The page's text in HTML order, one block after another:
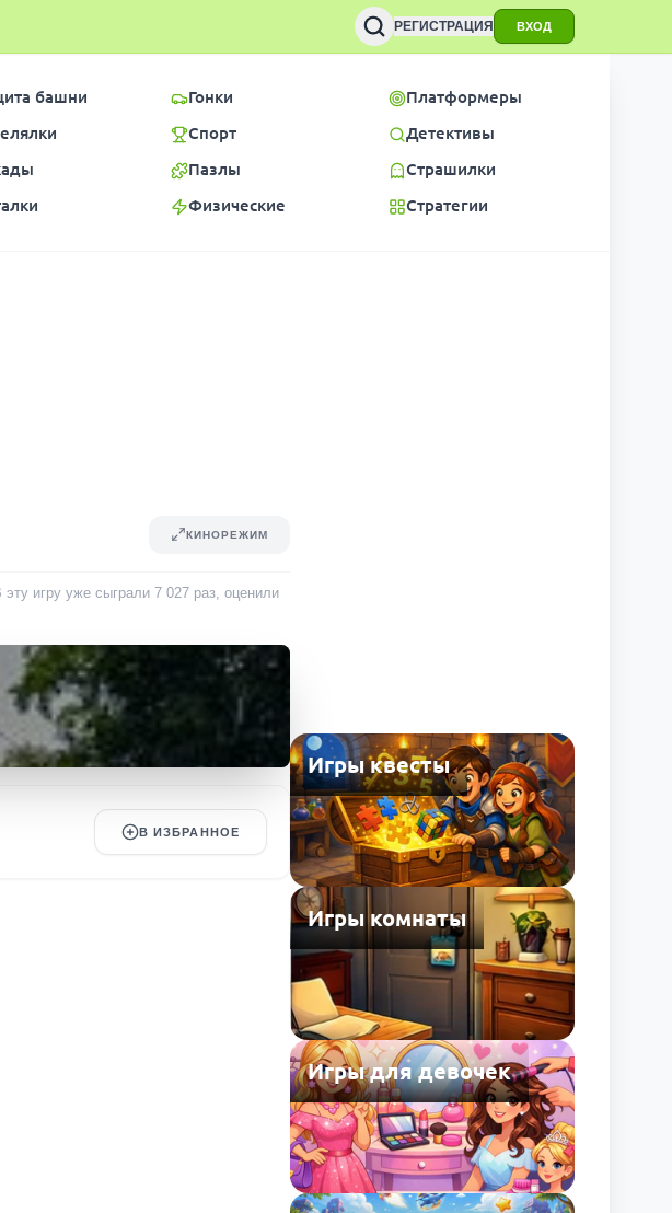
РЕГИСТРАЦИЯ ВХОД
башни
Гонки
Спорт
Пазлы
Физические
Платформеры
Детективы
Страшилки
Стратегии
КИНОРЕЖИМ
игру уже сыграли 7 027 раз, оценили
В ИЗБРАННОЕ
Игры квесты
Игры комнаты
Игры для девочек